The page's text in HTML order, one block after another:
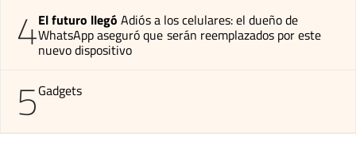
4El futuro llegó Adiós a los celulares: el dueño de
WhatsApp aseguró que serán reemplazados por este
nuevo dispositivo
5Gadgets